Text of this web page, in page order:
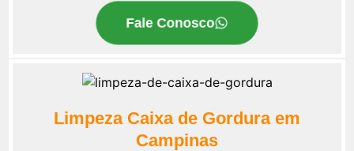
Fale Conosco
Limpeza Caixa de Gordura em
Campinas